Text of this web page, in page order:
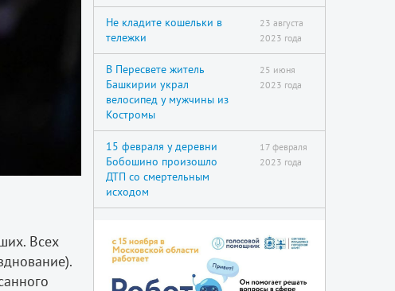
Всех
Не кладите кошельки в
тележки
23 августа
2023 года
В Пересвете житель
Башкирии украл
велосипед у мужчины из
Костромы
25 июня
2023 года
15 февраля у деревни
Бобошино произошло
ДТП со смертельным
исходом
17 февраля
2023 года